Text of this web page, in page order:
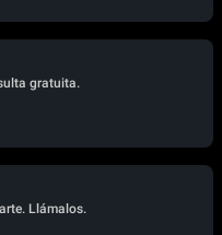
gratuita.
Llámalos.